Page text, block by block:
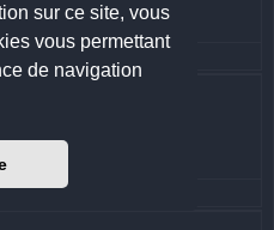
sur ce site, vous
vous permettant
de navigation